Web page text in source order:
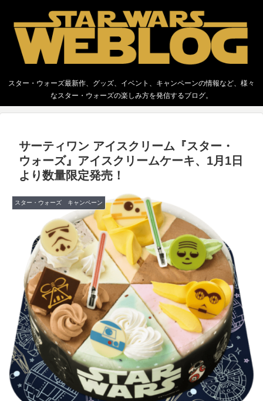
スター・ウォーズ最新作、グッズ、イベント、キャンペーンの情報など、様々
なスター・ウォーズの楽しみ方を発信するブログ。
サーティワン アイスクリーム『スター・
ウォーズ』アイスクリームケーキ、1月1日
より数量限定発売！
スター・ウォーズ キャンペーン